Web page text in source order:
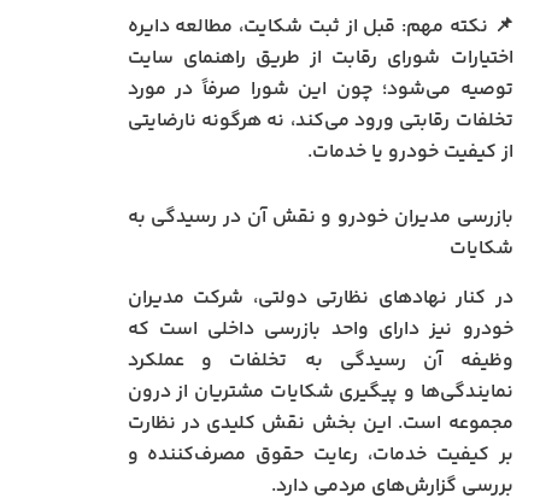
📌 نکته مهم: قبل از ثبت شکایت، مطالعه دایره
اختیارات شورای رقابت از طریق راهنمای سایت
توصیه می‌شود؛ چون این شورا صرفاً در مورد
تخلفات رقابتی ورود می‌کند، نه هرگونه نارضایتی
از کیفیت خودرو یا خدمات.
بازرسی مدیران خودرو و نقش آن در رسیدگی به
شکایات
در کنار نهادهای نظارتی دولتی، شرکت مدیران
خودرو نیز دارای واحد بازرسی داخلی است که
وظیفه‌ آن رسیدگی به تخلفات و عملکرد
نمایندگی‌ها و پیگیری شکایات مشتریان از درون
مجموعه است. این بخش نقش کلیدی در نظارت
بر کیفیت خدمات، رعایت حقوق مصرف‌کننده و
بررسی گزارش‌های مردمی دارد.